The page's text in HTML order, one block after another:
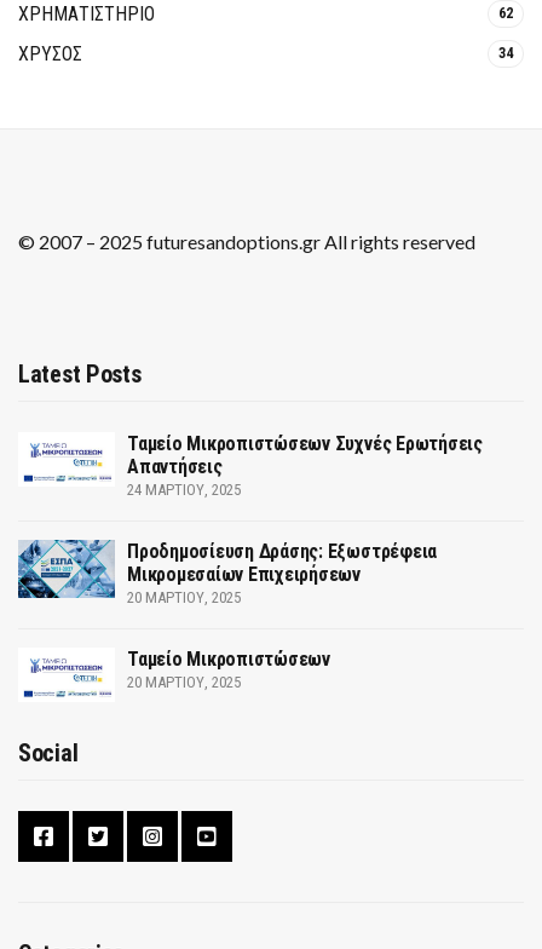
ΧΡΗΜΑΤΙΣΤΗΡΙΟ 62
ΧΡΥΣΟΣ 34
© 2007 – 2025 futuresandoptions.gr All rights reserved
Latest Posts
Ταμείο Μικροπιστώσεων Συχνές Ερωτήσεις
Απαντήσεις
24 ΜΑΡΤΊΟΥ, 2025
Προδημοσίευση Δράσης: Εξωστρέφεια
Μικρομεσαίων Επιχειρήσεων
20 ΜΑΡΤΊΟΥ, 2025
Ταμείο Μικροπιστώσεων
20 ΜΑΡΤΊΟΥ, 2025
Social